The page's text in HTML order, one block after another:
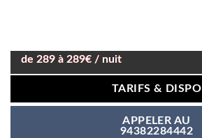
de 289 à 289€ / nuit
TARIFS & DISPO
APPELER AU
94382284442